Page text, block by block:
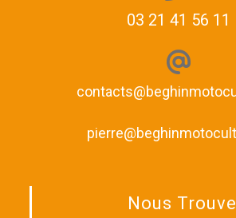
03 21 41 56 11
Nous